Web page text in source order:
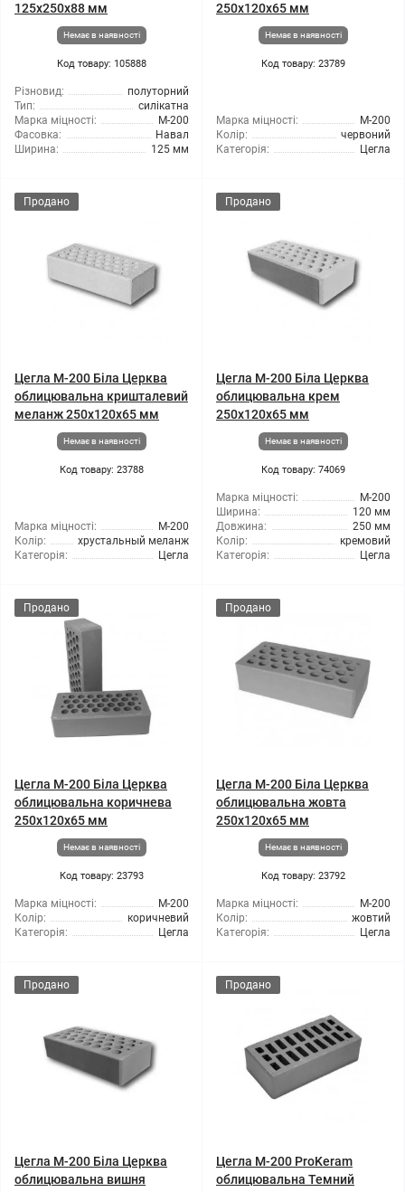
125х250х88 мм
Немає в наявності
Код товару: 105888
Різновид:
полуторний
Тип:
силікатна
Марка міцності:
М-200
Фасовка:
Навал
Ширина:
125 мм
250х120х65 мм
Немає в наявності
Код товару: 23789
Марка міцності:
М-200
Колір:
червоний
Категорія:
Цегла
Продано
Цегла М-200 Біла Церква
облицювальна кришталевий
меланж 250х120х65 мм
Немає в наявності
Код товару: 23788
Марка міцності:
М-200
Колір:
хрустальный меланж
Категорія:
Цегла
Продано
Цегла М-200 Біла Церква
облицювальна крем
250х120х65 мм
Немає в наявності
Код товару: 74069
Марка міцності:
М-200
Ширина:
120 мм
Довжина:
250 мм
Колір:
кремовий
Категорія:
Цегла
Продано
Цегла М-200 Біла Церква
облицювальна коричнева
250х120х65 мм
Немає в наявності
Код товару: 23793
Марка міцності:
М-200
Колір:
коричневий
Категорія:
Цегла
Продано
Цегла М-200 Біла Церква
облицювальна жовта
250х120х65 мм
Немає в наявності
Код товару: 23792
Марка міцності:
М-200
Колір:
жовтий
Категорія:
Цегла
Продано
Цегла М-200 Біла Церква
облицювальна вишня
Продано
Цегла М-200 ProKeram
облицювальна Темний